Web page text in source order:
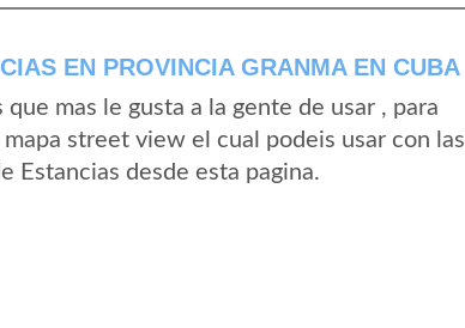
EN PROVINCIA GRANMA EN CUBA
mas le gusta a la gente de usar , para
street view el cual podeis usar con las
Estancias desde esta pagina.